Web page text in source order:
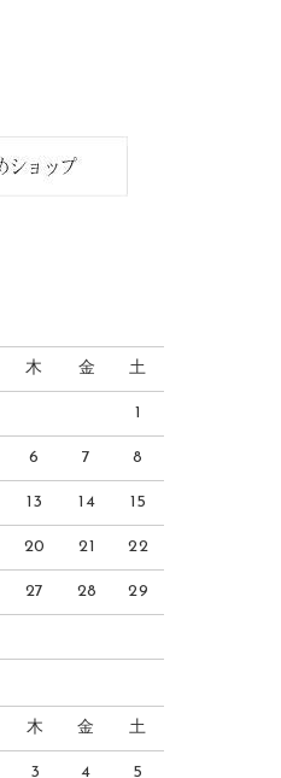
木 金 土
1
6 7 8
13 14 15
20 21 22
27 28 29
木 金 土
3 4 5